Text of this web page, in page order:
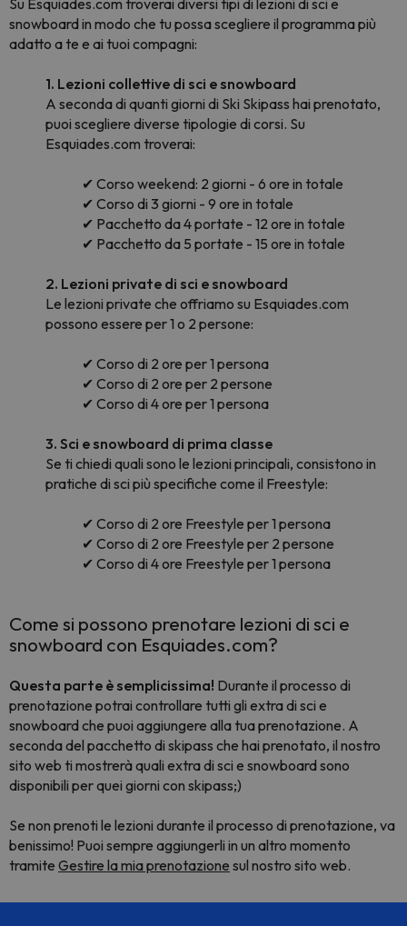
Su Esquiades.com troverai diversi tipi di lezioni di sci e
snowboard in modo che tu possa scegliere il programma più
adatto a te e ai tuoi compagni:
1. Lezioni collettive di sci e snowboard
A seconda di quanti giorni di Ski Skipass hai prenotato,
puoi scegliere diverse tipologie di corsi. Su
Esquiades.com troverai:
✔ Corso weekend: 2 giorni - 6 ore in totale
✔ Corso di 3 giorni - 9 ore in totale
✔ Pacchetto da 4 portate - 12 ore in totale
✔ Pacchetto da 5 portate - 15 ore in totale
2. Lezioni private di sci e snowboard
Le lezioni private che offriamo su Esquiades.com
possono essere per 1 o 2 persone:
✔ Corso di 2 ore per 1 persona
✔ Corso di 2 ore per 2 persone
✔ Corso di 4 ore per 1 persona
3. Sci e snowboard di prima classe
Se ti chiedi quali sono le lezioni principali, consistono in
pratiche di sci più specifiche come il Freestyle:
✔ Corso di 2 ore Freestyle per 1 persona
✔ Corso di 2 ore Freestyle per 2 persone
✔ Corso di 4 ore Freestyle per 1 persona
Come si possono prenotare lezioni di sci e
snowboard con Esquiades.com?
Questa parte è semplicissima! Durante il processo di
prenotazione potrai controllare tutti gli extra di sci e
snowboard che puoi aggiungere alla tua prenotazione. A
seconda del pacchetto di skipass che hai prenotato, il nostro
sito web ti mostrerà quali extra di sci e snowboard sono
disponibili per quei giorni con skipass;)
Se non prenoti le lezioni durante il processo di prenotazione, va
benissimo! Puoi sempre aggiungerli in un altro momento
tramite Gestire la mia prenotazione sul nostro sito web.